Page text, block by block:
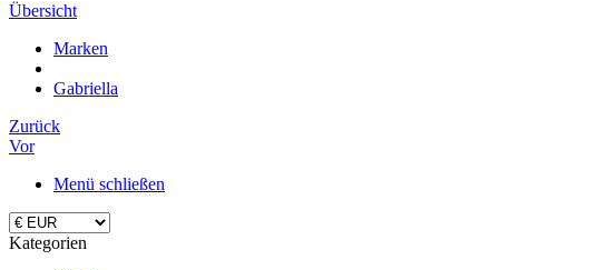
Übersicht
Marken
Gabriella
Zurück
Vor
Menü schließen
Kategorien